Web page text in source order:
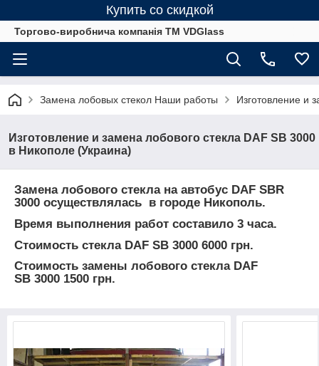
Купить со скидкой
Торгово-виробнича компанія ТМ VDGlass
Замена лобовых стекол Наши работы Изготовление и
Изготовление и замена лобового стекла DAF SB 3000
в Никополе (Украина)
Замена лобового стекла на автобус DAF SBR
3000 осуществлялась в городе Никополь.
Время выполнения работ составило 3 часа.
Стоимость стекла DAF SB 3000 6000 грн.
Стоимость замены лобового стекла DAF
SB 3000 1500 грн.